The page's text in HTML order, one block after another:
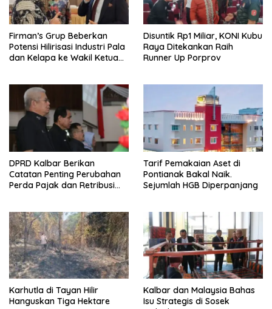
Firman’s Grup Beberkan
Potensi Hilirisasi Industri Pala
dan Kelapa ke Wakil Ketua
Disuntik Rp1 Miliar, KONI Kubu
Raya Ditekankan Raih
Runner Up Porprov
DPRD Kalbar Berikan
Catatan Penting Perubahan
Perda Pajak dan Retribusi
Tarif Pemakaian Aset di
Pontianak Bakal Naik.
Sejumlah HGB Diperpanjang
Karhutla di Tayan Hilir
Hanguskan Tiga Hektare
Kalbar dan Malaysia Bahas
Isu Strategis di Sosek